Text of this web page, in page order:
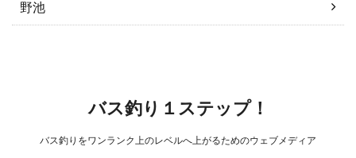
野池
バス釣り１ステップ！
バス釣りをワンランク上のレベルへ上がるためのウェブメディア